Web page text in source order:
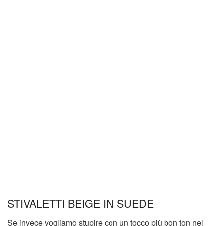
STIVALETTI BEIGE IN SUEDE
Se invece vogliamo stupire con un tocco più bon ton nel